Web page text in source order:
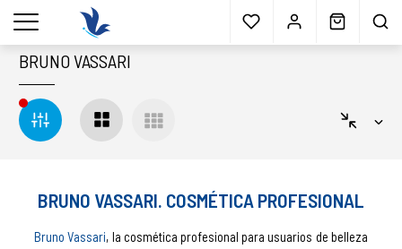
Envío gratisa partir 40€* Muestras gratis Blog
menu
BRUNO VASSARI
BRUNO VASSARI. COSMÉTICA PROFESIONAL
Bruno Vassari, la cosmética profesional para usuarios de belleza